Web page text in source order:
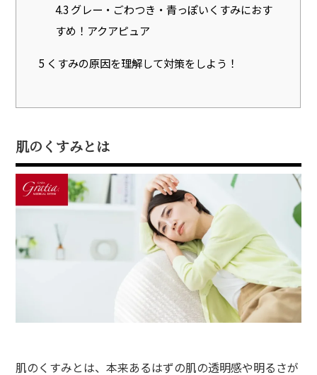
4.3 グレー・ごわつき・青っぽいくすみにおす
すめ！アクアピュア
5 くすみの原因を理解して対策をしよう！
肌のくすみとは
肌のくすみとは、本来あるはずの肌の透明感や明るさが